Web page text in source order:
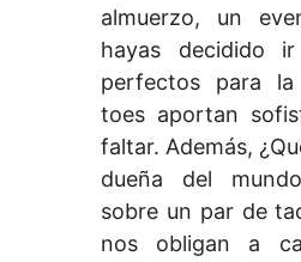
almuerzo, un
hayas decidido
perfectos para
toes aportan
faltar. Además,
dueña del
sobre un par de
nos obligan a